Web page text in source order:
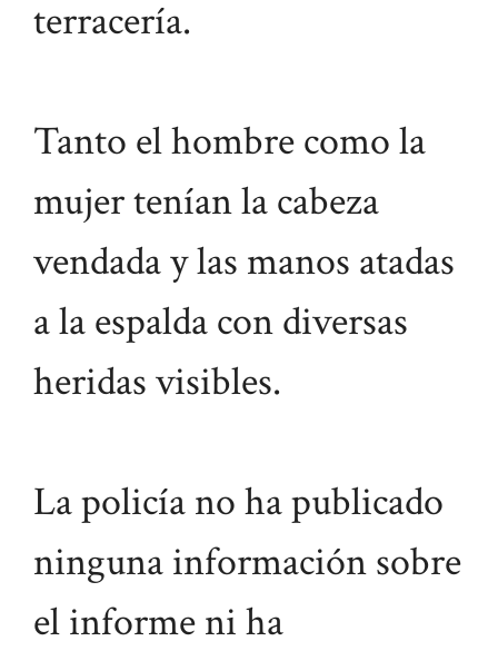
terracería.
Tanto el hombre como la
mujer tenían la cabeza
vendada y las manos atadas
a la espalda con diversas
heridas visibles.
La policía no ha publicado
ninguna información sobre
el informe ni ha